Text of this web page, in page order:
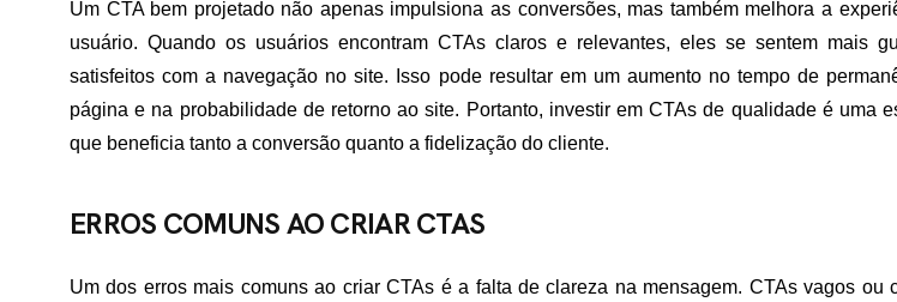
NÓS
Um CTA bem projetado não apenas impulsiona as conversões, mas também melhora a
usuário. Quando os usuários encontram CTAs claros e relevantes, eles se sentem mais
satisfeitos com a navegação no site. Isso pode resultar em um aumento no tempo de
página e na probabilidade de retorno ao site. Portanto, investir em CTAs de qualidade é uma
que beneficia tanto a conversão quanto a fidelização do cliente.
ERROS COMUNS AO CRIAR CTAS
Um dos erros mais comuns ao criar CTAs é a falta de clareza na mensagem. CTAs vagos ou